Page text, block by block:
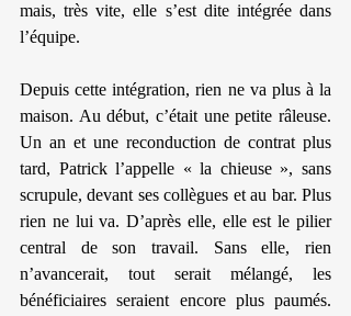
mais, très vite, elle s’est dite intégrée dans
l’équipe.
Depuis cette intégration, rien ne va plus à la
maison. Au début, c’était une petite râleuse.
Un an et une reconduction de contrat plus
tard, Patrick l’appelle « la chieuse », sans
scrupule, devant ses collègues et au bar. Plus
rien ne lui va. D’après elle, elle est le pilier
central de son travail. Sans elle, rien
n’avancerait, tout serait mélangé, les
bénéficiaires seraient encore plus paumés.